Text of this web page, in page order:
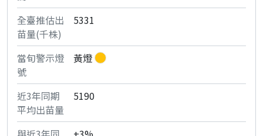
5331
黃燈
5190